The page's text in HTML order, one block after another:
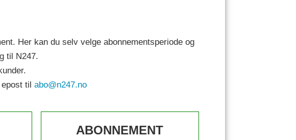
Her kan du selv velge abonnementsperiode og
til N247.
til abo@n247.no
ABONNEMENT